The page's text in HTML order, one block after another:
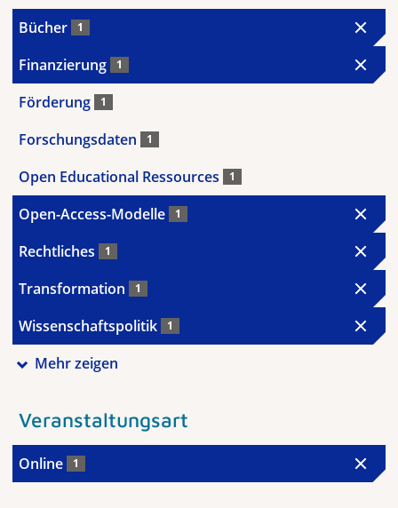
Bücher 1
Finanzierung 1
Förderung 1
Forschungsdaten 1
Open Educational Ressources 1
Open-Access-Modelle 1
Rechtliches 1
Transformation 1
Wissenschaftspolitik 1
Mehr zeigen
Veranstaltungsart
Online 1